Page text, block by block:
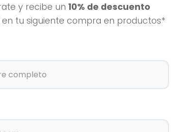
y recibe un 10% de descuento
en tu siguiente compra en productos*